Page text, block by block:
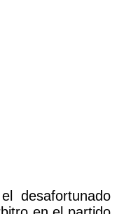
desafortunado